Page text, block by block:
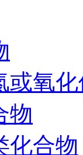
或氧
物
化合物